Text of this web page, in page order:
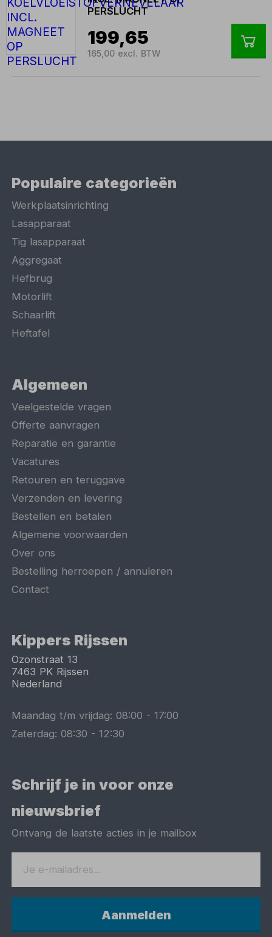
PERSLUCHT
199,65
165,00 excl. BTW
Populaire categorieën
Werkplaatsinrichting
Lasapparaat
Tig lasapparaat
Aggregaat
Hefbrug
Motorlift
Schaarlift
Heftafel
Algemeen
Veelgestelde vragen
Offerte aanvragen
Reparatie en garantie
Vacatures
Retouren en teruggave
Verzenden en levering
Bestellen en betalen
Algemene voorwaarden
Over ons
Bestelling herroepen / annuleren
Contact
Kippers Rijssen
Ozonstraat 13
7463 PK Rijssen
Nederland
Maandag t/m vrijdag:08:00 -17:00
Zaterdag:08:30 -12:30
Schrijf je in voor onze
nieuwsbrief
Ontvang de laatste acties in je mailbox
Aanmelden